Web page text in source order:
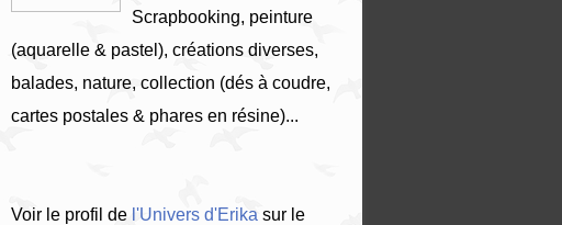
Scrapbooking, peinture
(aquarelle & pastel), créations diverses,
balades, nature, collection (dés à coudre,
cartes postales & phares en résine)...
Voir le profil de l'Univers d'Erika sur le